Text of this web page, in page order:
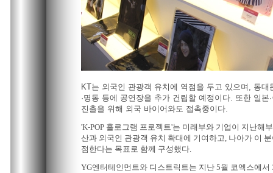
KT는 외국인 관광객 유치에 역점을 두고 있으며, 동대
·명동 등에 공연장을 추가 건립할 예정이다. 또한 일본
진출을 위해 외국 바이어와도 접촉중이다.
'K-POP 홀로그램 프로젝트'는 미래부와 기업이 지난해
산과 외국인 관광객 유치 확대에 기여하고, 나아가 이
점한다는 목표로 함께 구성했다.
YG엔터테인먼트와 디스트릭트는 지난 5월 코엑스에서